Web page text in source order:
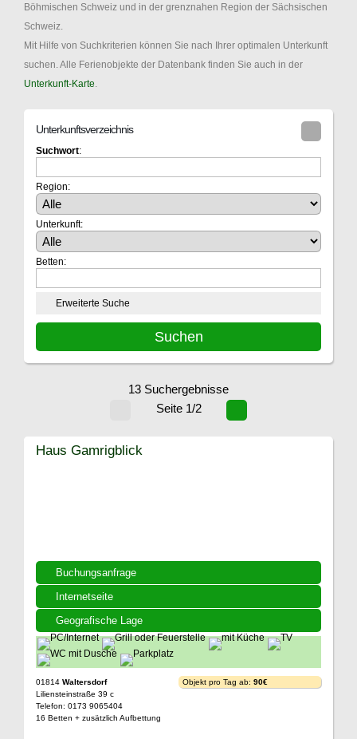
Böhmischen Schweiz und in der grenznahen Region der Sächsischen
Schweiz.
Mit Hilfe von Suchkriterien können Sie nach Ihrer optimalen Unterkunft
suchen. Alle Ferienobjekte der Datenbank finden Sie auch in der
Unterkunft-Karte
Unterkunftsverzeichnis
Suchwort:
Region:
Unterkunft:
Betten:
Erweiterte Suche
13 Suchergebnisse
Seite 1/2
Buchungsanfrage
Internetseite
Geografische Lage
Haus Gamrigblick
01814 Waltersdorf
Liliensteinstraße 39 c
Telefon: 0173 9065404
16 Betten + zusätzlich Aufbettung
Objekt pro Tag ab: 90€